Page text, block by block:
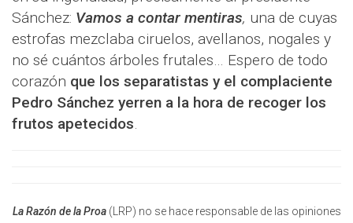
Sánchez: Vamos a contar mentiras, una de cuyas
estrofas mezclaba ciruelos, avellanos, nogales y
no sé cuántos árboles frutales… Espero de todo
corazón que los separatistas y el complaciente
Pedro Sánchez yerren a la hora de recoger los
frutos apetecidos.
La Razón de la Proa(LRP) no se hace responsable de las opiniones